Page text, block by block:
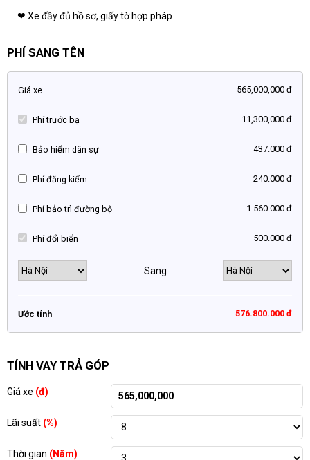
❤ Xe đầy đủ hồ sơ, giấy tờ hợp pháp
PHÍ SANG TÊN
Giá xe 565,000,000 đ
Phí trước bạ 11,300,000 đ
Bảo hiểm dân sự 437.000 đ
Phí đăng kiểm 240.000 đ
Phí bảo trì đường bộ 1.560.000 đ
Phí đổi biển 500.000 đ
Sang
Ước tính 576.800.000 đ
TÍNH VAY TRẢ GÓP
Giá xe (đ)
Lãi suất (%)
Thời gian (Năm)